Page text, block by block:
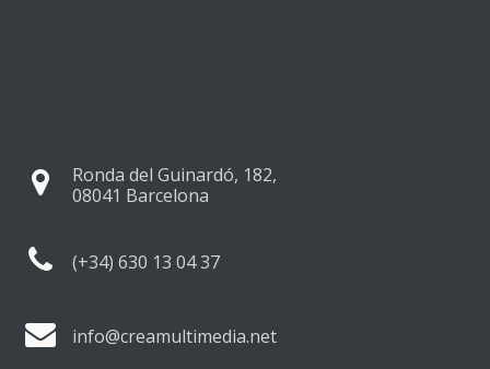
Ronda del Guinardó, 182,
08041 Barcelona
(+34) 630 13 04 37
info@creamultimedia.net